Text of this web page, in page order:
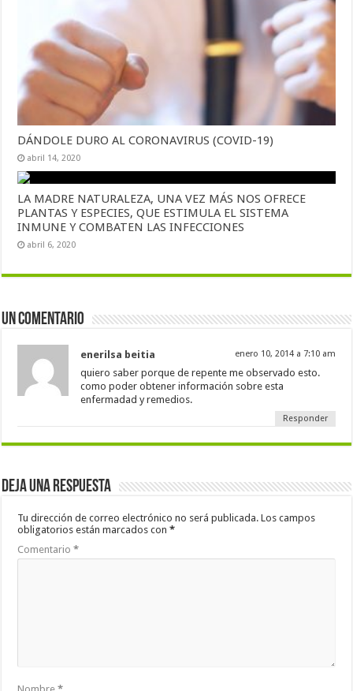
DÁNDOLE DURO AL CORONAVIRUS (COVID-19)
abril 14, 2020
LA MADRE NATURALEZA, UNA VEZ MÁS NOS OFRECE
PLANTAS Y ESPECIES, QUE ESTIMULA EL SISTEMA
INMUNE Y COMBATEN LAS INFECCIONES
abril 6, 2020
Un comentario
enerilsa beitia enero 10, 2014 a 7:10 am
quiero saber porque de repente me observado esto.
como poder obtener información sobre esta
enfermadad y remedios.
Responder
Deja una respuesta
Tu dirección de correo electrónico no será publicada. Los campos
obligatorios están marcados con*
Comentario*